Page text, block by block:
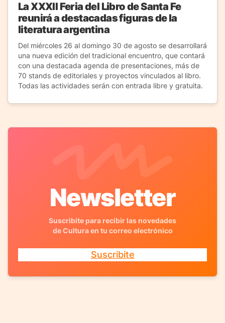
La XXXII Feria del Libro de Santa Fe
reunirá a destacadas figuras de la
literatura argentina
Del miércoles 26 al domingo 30 de agosto se desarrollará
una nueva edición del tradicional encuentro, que contará
con una destacada agenda de presentaciones, más de
70 stands de editoriales y proyectos vinculados al libro.
Todas las actividades serán con entrada libre y gratuita.
Newsletter
Suscribite para recibir las novedades
de Cultura en tu correo electrónico
Suscribite